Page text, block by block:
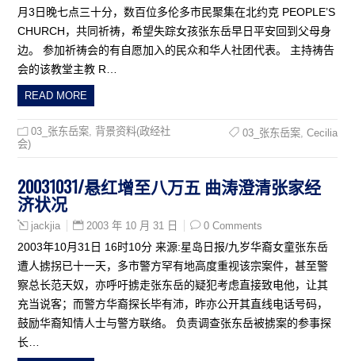
月3日晚七点三十分，数百位多伦多市民聚集在北约克 PEOPLE’S
CHURCH，共同祈祷，希望失踪女孩张东岳早日平安回到父母身
边。 参加祈祷会的有自愿加入的民众和华人社团代表。 主持祷告
会的该教堂主教 R…
READ MORE
03_张东岳案 背景资料(政经社
会)
03_张东岳案, Cecilia
20031031/悬红增至八万五 曲涛澄清张家经
济状况
jackjia 2003 年 10 月 31 日 0 Comments
2003年10月31日 16时10分 来源:星岛日报/九岁华裔女童张东岳
遭人掳拐已十一天，多市警方罕有地高度重视该宗案件，甚至警
察总长范天奴，亦呼吁掳走张东岳的疑犯考虑直接致电他，让其
充当说客；而警方华裔探长毕有沛，昨亦公开其直线电话号码，
鼓励华裔知情人士与警方联络。 负责调查张东岳被掳案的参事探
长…